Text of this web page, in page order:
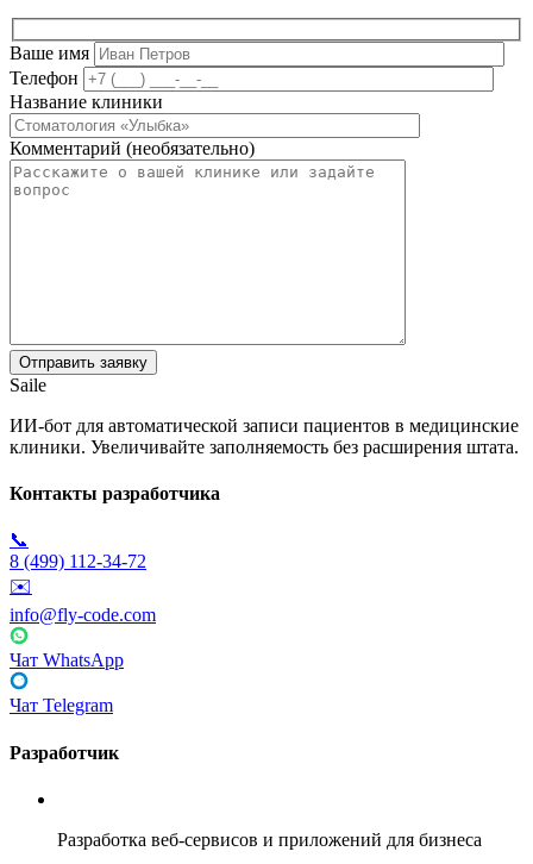
Ваше имя
Телефон
Название клиники
Комментарий (необязательно)
Saile
ИИ-бот для автоматической записи пациентов в медицинские
клиники. Увеличивайте заполняемость без расширения штата.
Контакты разработчика
📞
8 (499) 112-34-72
✉️
info@fly-code.com
Чат WhatsApp
Чат Telegram
Разработчик
Разработка веб-сервисов и приложений для бизнеса